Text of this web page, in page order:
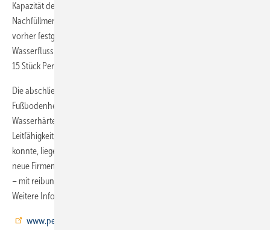
Kapazität der Permasoft-Entmineralisierungseinheiten sowie die
Nachfüllmengen. Beim Erreichen der maximalen Kapazität bzw. einer
vorher festgelegten Wassermenge unterbricht Permamat den
Wasserfluss. Bei NMH wurde das Kesselhaus unter Verwendung von
15 Stück Permasoft-PT-PS-18000-Kartuschen mit rund 8000 l befüllt.
Die abschließende Messung zeigte – vom Kessel bis zur
Fußbodenheizung – eine optimale Füllwasserqualität: Mit einer
Wasserhärte unter 1 °dH, einem pH-Wert von 8,3 und einer
Leitfähigkeit, die von 830 µS/cm auf 48 µS/cm reduziert werden
konnte, liegen nun alle Werte im besten VDI-Norm-2035-Bereich. Das
neue Firmengebäude von NMH ist somit auf vollen Komfort eingestellt
– mit reibungslosem Heizungsbetrieb und optimaler Energieeffizienz.
Weitere Infos unter
www.perma-trade.de